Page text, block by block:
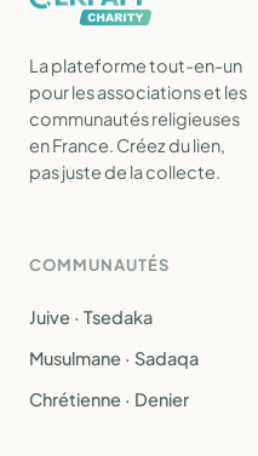
La plateforme tout-en-un
pour les associations et les
communautés religieuses
en France. Créez du lien,
pas juste de la collecte.
COMMUNAUTÉS
Juive · Tsedaka
Musulmane · Sadaqa
Chrétienne · Denier